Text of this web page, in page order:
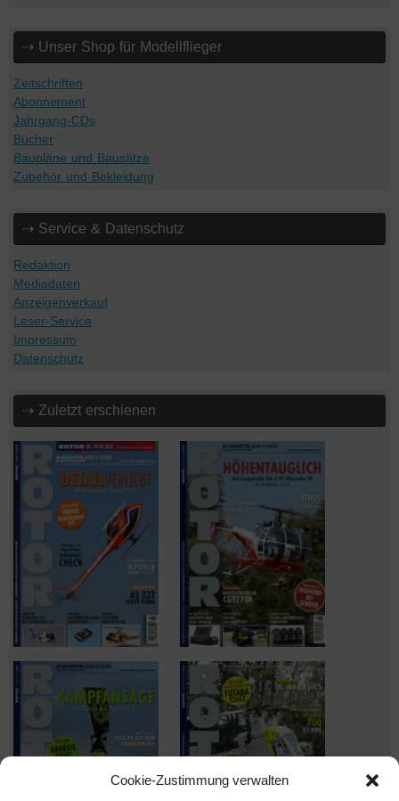
Cookie-Zustimmung verwalten
⇢ Unser Shop für Modellflieger
Zeitschriften
Abonnement
Jahrgang-CDs
Bücher
Baupläne und Bausätze
Zubehör und Bekleidung
⇢ Service & Datenschutz
Redaktion
Mediadaten
Anzeigenverkauf
Leser-Service
Impressum
Datenschutz
⇢ Zuletzt erschienen